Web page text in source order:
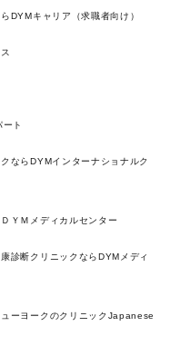
DYMキャリア（求職者向け）
ト
ならDYMインターナショナルク
ＹＭメディカルセンター
診断クリニックならDYMメディ
ーヨークのクリニックJapanese